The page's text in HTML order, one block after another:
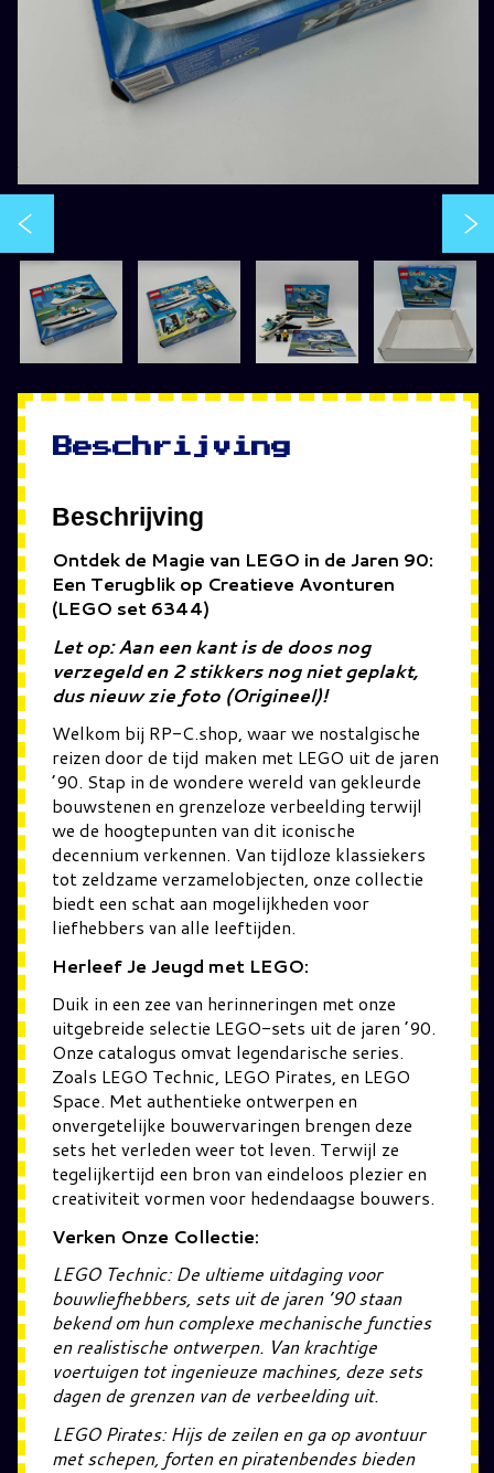
Beschrijving
Beschrijving
Ontdek de Magie van LEGO in de Jaren 90:
Een Terugblik op Creatieve Avonturen
(LEGO set 6344)
Let op: Aan een kant is de doos nog
verzegeld en 2 stikkers nog niet geplakt,
dus nieuw zie foto (Origineel)!
Welkom bij RP-C.shop, waar we nostalgische
reizen door de tijd maken met LEGO uit de jaren
’90. Stap in de wondere wereld van gekleurde
bouwstenen en grenzeloze verbeelding terwijl
we de hoogtepunten van dit iconische
decennium verkennen. Van tijdloze klassiekers
tot zeldzame verzamelobjecten, onze collectie
biedt een schat aan mogelijkheden voor
liefhebbers van alle leeftijden.
Herleef Je Jeugd met LEGO:
Duik in een zee van herinneringen met onze
uitgebreide selectie LEGO-sets uit de jaren ’90.
Onze catalogus omvat legendarische series.
Zoals LEGO Technic, LEGO Pirates, en LEGO
Space. Met authentieke ontwerpen en
onvergetelijke bouwervaringen brengen deze
sets het verleden weer tot leven. Terwijl ze
tegelijkertijd een bron van eindeloos plezier en
creativiteit vormen voor hedendaagse bouwers.
Verken Onze Collectie:
LEGO Technic: De ultieme uitdaging voor
bouwliefhebbers, sets uit de jaren ’90 staan
bekend om hun complexe mechanische functies
en realistische ontwerpen. Van krachtige
voertuigen tot ingenieuze machines, deze sets
dagen de grenzen van de verbeelding uit.
LEGO Pirates: Hijs de zeilen en ga op avontuur
met schepen, forten en piratenbendes bieden